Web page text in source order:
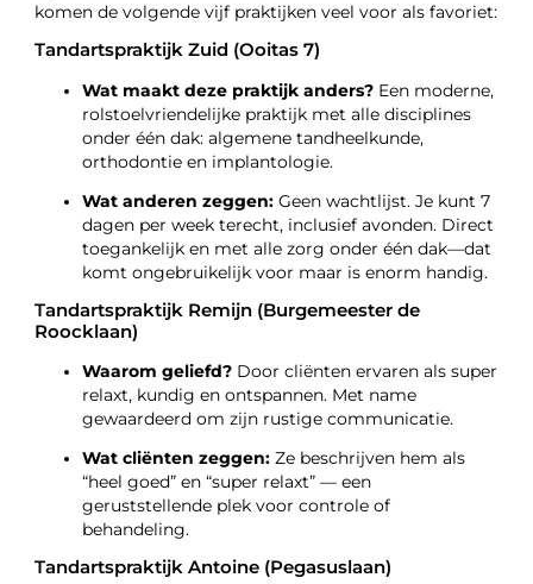
komen de volgende vijf praktijken veel voor als favoriet:
Tandartspraktijk Zuid (Ooitas 7)
Wat maakt deze praktijk anders? Een moderne,
rolstoelvriendelijke praktijk met alle disciplines
onder één dak: algemene tandheelkunde,
orthodontie en implantologie.
Wat anderen zeggen: Geen wachtlijst. Je kunt 7
dagen per week terecht, inclusief avonden. Direct
toegankelijk en met alle zorg onder één dak—dat
komt ongebruikelijk voor maar is enorm handig.
Tandartspraktijk Remijn (Burgemeester de
Roocklaan)
Waarom geliefd? Door cliënten ervaren als super
relaxt, kundig en ontspannen. Met name
gewaardeerd om zijn rustige communicatie.
Wat cliënten zeggen: Ze beschrijven hem als
“heel goed” en “super relaxt” — een
geruststellende plek voor controle of
behandeling.
Tandartspraktijk Antoine (Pegasuslaan)